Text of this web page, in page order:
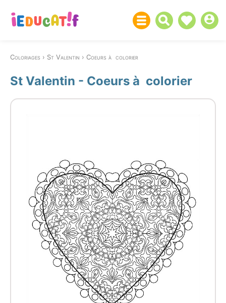
Coloriages St Valentin Coeurs à colorier
St Valentin - Coeurs à colorier